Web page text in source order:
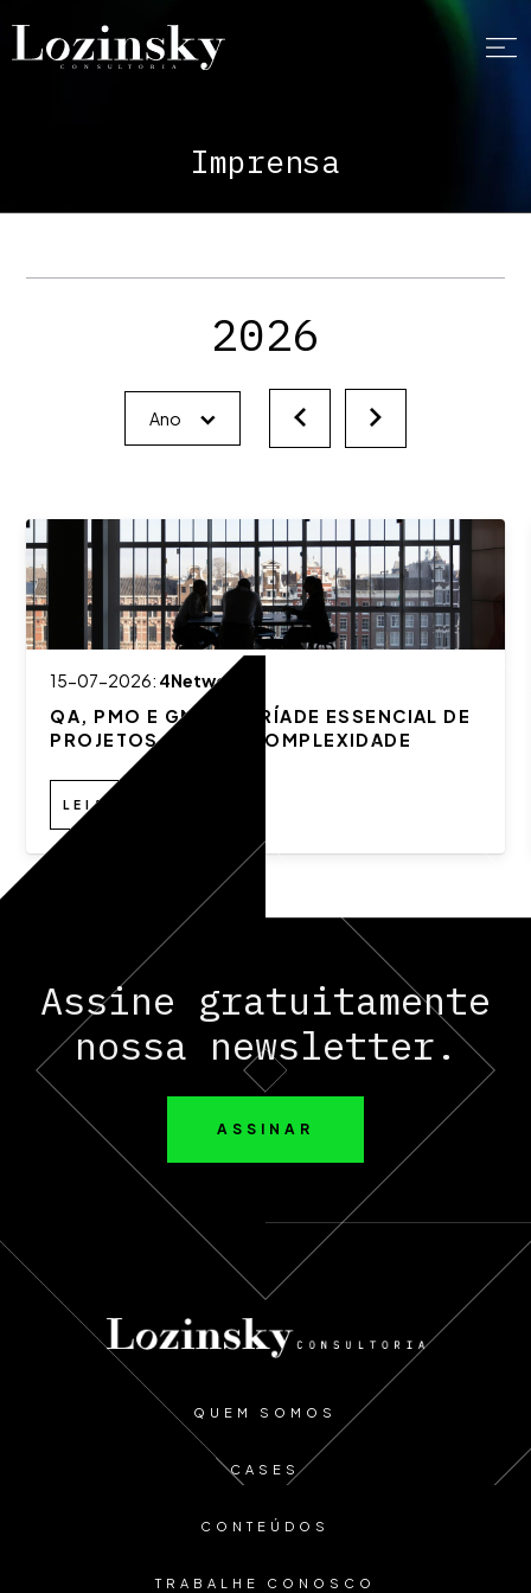
Imprensa
2026
Ano
15-07-2026: 4Network
QA, PMO E GMO: A TRÍADE ESSENCIAL DE
PROJETOS DE ALTA COMPLEXIDADE
LEIA
Assine gratuitamente
nossa newsletter.
ASSINAR
QUEM SOMOS
CASES
CONTEÚDOS
TRABALHE CONOSCO